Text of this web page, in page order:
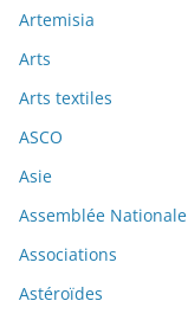
Artemisia
Arts
Arts textiles
ASCO
Asie
Assemblée Nationale
Associations
Astéroïdes